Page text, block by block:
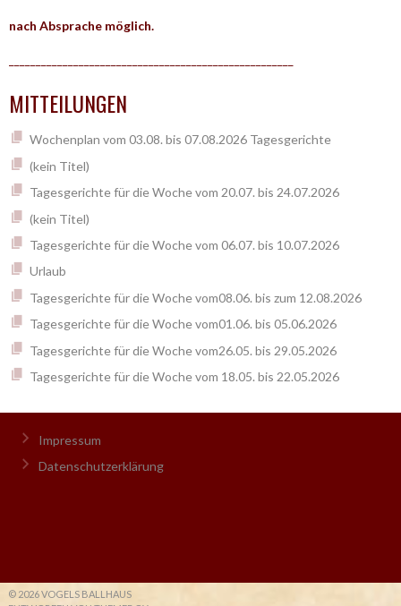
nach Absprache möglich.
MITTEILUNGEN
Wochenplan vom 03.08. bis 07.08.2026 Tagesgerichte
(kein Titel)
Tagesgerichte für die Woche vom 20.07. bis 24.07.2026
(kein Titel)
Tagesgerichte für die Woche vom 06.07. bis 10.07.2026
Urlaub
Tagesgerichte für die Woche vom08.06. bis zum 12.08.2026
Tagesgerichte für die Woche vom01.06. bis 05.06.2026
Tagesgerichte für die Woche vom26.05. bis 29.05.2026
Tagesgerichte für die Woche vom 18.05. bis 22.05.2026
Impressum
Datenschutzerklärung
© 2026 VOGELS BALLHAUS